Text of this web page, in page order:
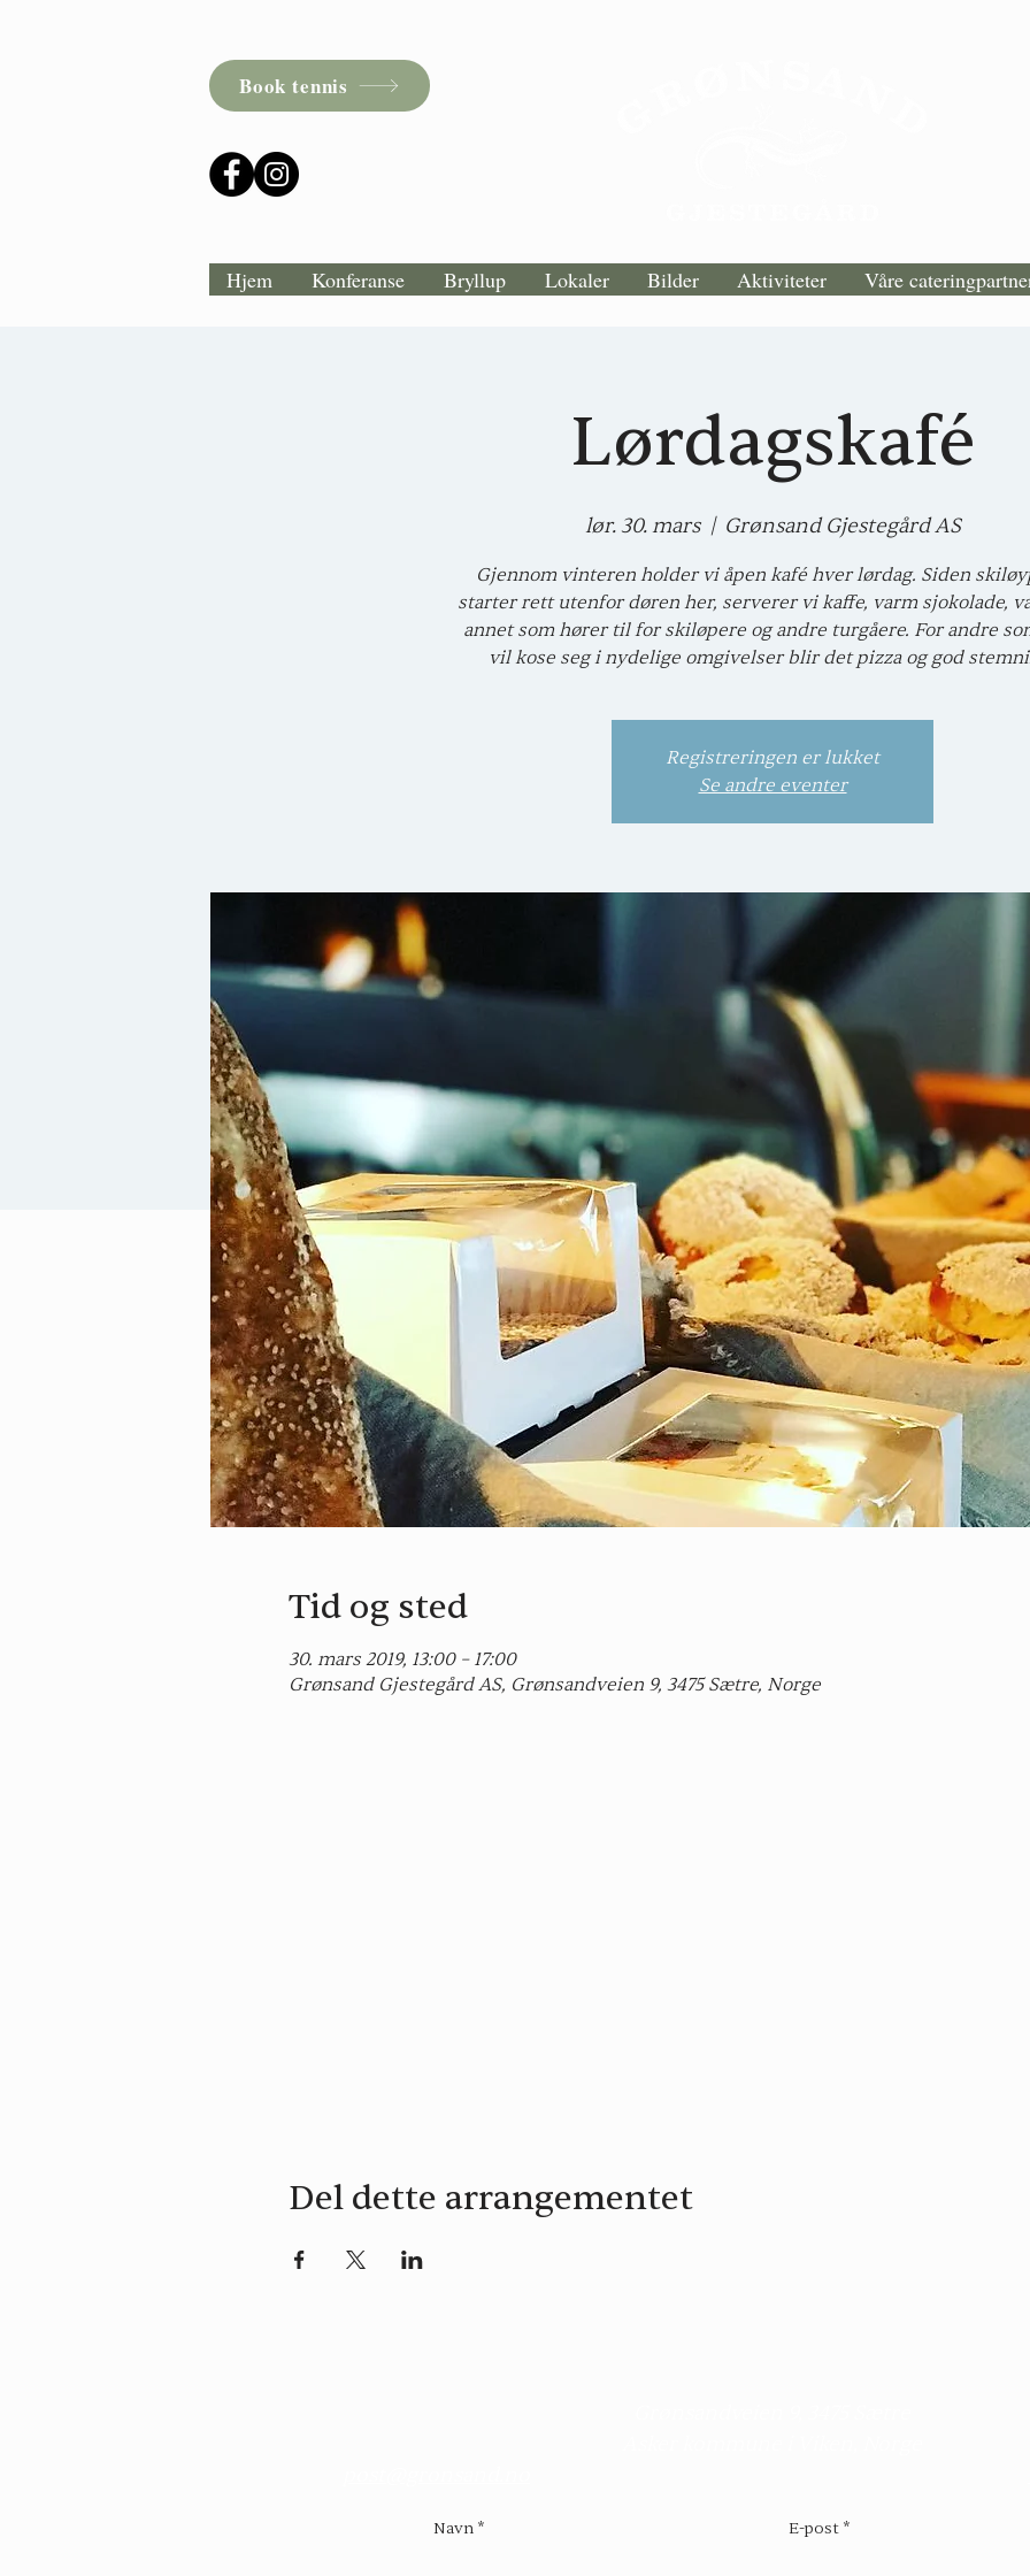
Book tennis
Hjem Konferanse Bryllup Lokaler Bilder Aktiviteter Våre
Lørdagskafé
lør. 30. mars
  |
Grønsand Gjestegård AS
Gjennom vinteren holder vi åpen kafé hver lørdag. Siden
starter rett utenfor døren her, serverer vi kaffe, varm sjokolade,
annet som hører til for skiløpere og andre turgåere. For andre
vil kose seg i nydelige omgivelser blir det pizza og god
Registreringen er lukket
Se andre eventer
Tid og sted
30. mars 2019, 13:00 – 17:00
Grønsand Gjestegård AS, Grønsandveien 9, 3475 Sætre, Norge
Del dette arrangementet